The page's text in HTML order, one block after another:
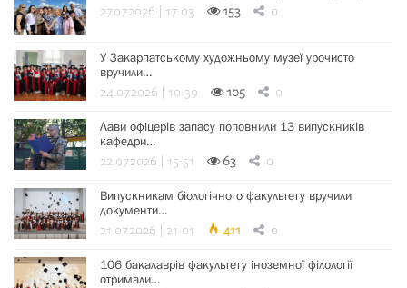
27.07.2026 | 17:03 153 0
У Закарпатському художньому музеї урочисто
вручили…
24.07.2026 | 10:39 105 0
Лави офіцерів запасу поповнили 13 випускників
кафедри…
22.07.2026 | 15:51 63 0
Випускникам біологічного факультету вручили
документи…
21.07.2026 | 21:01 411 0
106 бакалаврів факультету іноземної філології
отримали…